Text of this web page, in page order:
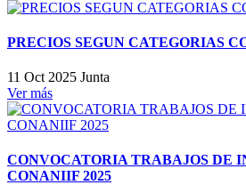
PRECIOS SEGUN CATEGORIAS
11 Oct 2025 Junta
Ver más
CONVOCATORIA TRABAJOS DE
CONANIIF 2025